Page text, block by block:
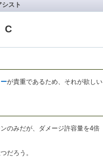
シスト
C
が貴重であるため、それが欲しい
のみだが、ダメージ許容量を4倍
だろう。